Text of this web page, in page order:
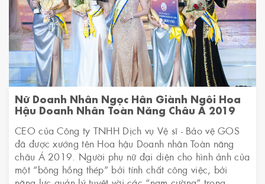
Nữ Doanh Nhân Ngọc Hân Giành Ngôi Hoa
Hậu Doanh Nhân Toàn Năng Châu Á 2019
CEO của Công ty TNHH Dịch vụ Vệ sĩ - Bảo vệ GOS
đã được xướng tên Hoa hậu Doanh nhân Toàn năng
châu Á 2019. Người phụ nữ đại diện cho hình ảnh của
một “bông hồng thép” bởi tính chất công việc, bởi